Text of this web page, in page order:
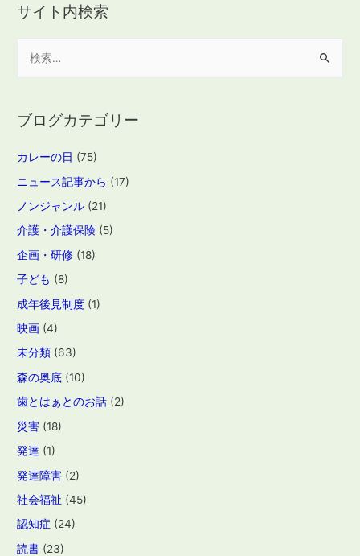
サイト内検索
ブログカテゴリー
カレーの日 (75)
ニュース記事から (17)
ノンジャンル (21)
介護・介護保険 (5)
企画・研修 (18)
子ども (8)
成年後見制度 (1)
映画 (4)
未分類 (63)
森の奥底 (10)
歯とはぁとのお話 (2)
災害 (18)
発達 (1)
発達障害 (2)
社会福祉 (45)
認知症 (24)
読書 (23)